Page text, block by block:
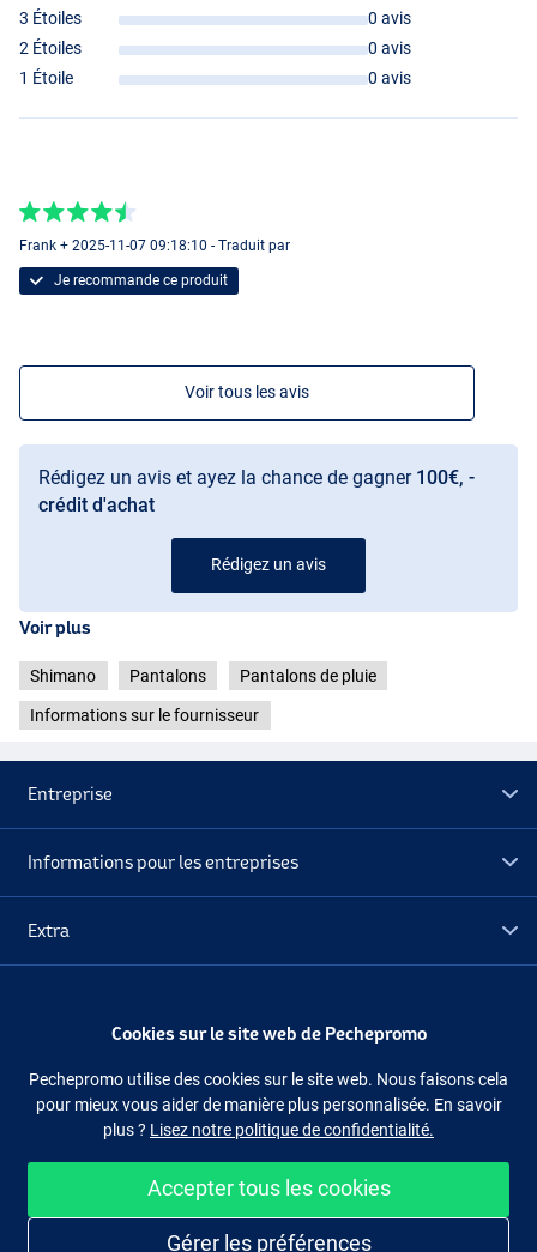
3 Étoiles
0 avis
2 Étoiles
0 avis
1 Étoile
0 avis
Frank + 2025-11-07 09:18:10 - Traduit par
Je recommande ce produit
Voir tous les avis
Rédigez un avis et ayez la chance de gagner 100€, -
crédit d'achat
Rédigez un avis
Voir plus
Shimano Pantalons Pantalons de pluie
Informations sur le fournisseur
Entreprise
Informations pour les entreprises
Extra
Suivez-nous Facebook Instagram
Cookies sur le site web de Pechepromo
Pechepromo utilise des cookies sur le site web. Nous faisons cela
pour mieux vous aider de manière plus personnalisée. En savoir
plus ? Lisez notre politique de confidentialité.
Accepter tous les cookies
Gérer les préférences